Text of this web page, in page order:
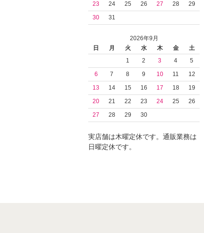
23
24 25 26 27 28
29
30
31
2026年9月
日
月 火 水 木 金
土
1
2 3 4
5
6
7 8 9 10 11
12
13
14 15 16 17 18
19
20
21 22 23 24 25
26
27
28 29 30
実店舗は木曜定休です。通販業務は
日曜定休です。